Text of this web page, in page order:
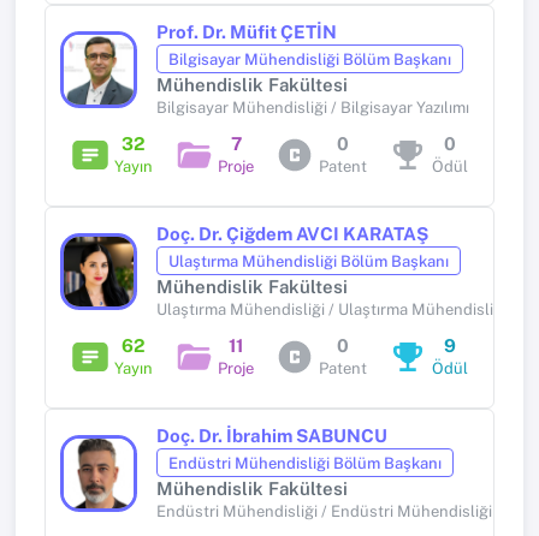
Prof. Dr. Müfit ÇETİN
Bilgisayar Mühendisliği Bölüm Başkanı
Mühendislik Fakültesi
Bilgisayar Mühendisliği / Bilgisayar Yazılımı
32
Yayın
7
Proje
0
Patent
0
Ödül
Doç. Dr. Çiğdem AVCI KARATAŞ
Ulaştırma Mühendisliği Bölüm Başkanı
Mühendislik Fakültesi
Ulaştırma Mühendisliği / Ulaştırma Mühendisliği
62
Yayın
11
Proje
0
Patent
9
Ödül
Doç. Dr. İbrahim SABUNCU
Endüstri Mühendisliği Bölüm Başkanı
Mühendislik Fakültesi
Endüstri Mühendisliği / Endüstri Mühendisliği